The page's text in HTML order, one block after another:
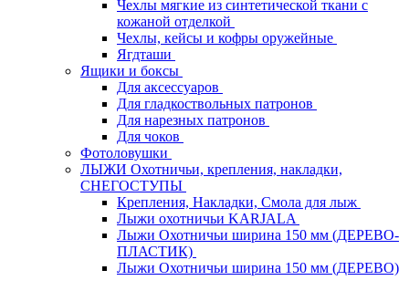
Чехлы мягкие из синтетической ткани с
кожаной отделкой
Чехлы, кейсы и кофры оружейные
Ягдташи
Ящики и боксы
Для аксессуаров
Для гладкоствольных патронов
Для нарезных патронов
Для чоков
Фотоловушки
ЛЫЖИ Охотничьи, крепления, накладки,
СНЕГОСТУПЫ
Крепления, Накладки, Смола для лыж
Лыжи охотничьи KARJALA
Лыжи Охотничьи ширина 150 мм (ДЕРЕВО-
ПЛАСТИК)
Лыжи Охотничьи ширина 150 мм (ДЕРЕВО)